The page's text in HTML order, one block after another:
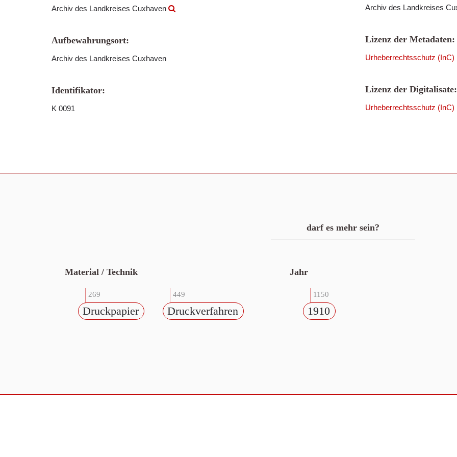
Archiv des Landkreises Cuxhaven
Aufbewahrungsort:
Archiv des Landkreises Cuxhaven
Identifikator:
K 0091
Archiv des Landkreises
Lizenz der Metadaten:
Urheberrechtsschutz (InC)
Lizenz der Digitalisate:
Urheberrechtsschutz (InC)
darf es mehr sein?
Material / Technik
269
Druckpapier
449
Druckverfahren
Jahr
1150
1910